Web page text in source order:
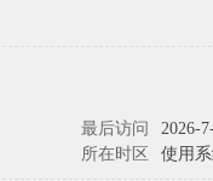
最后访问
2026-
所在时区 使用